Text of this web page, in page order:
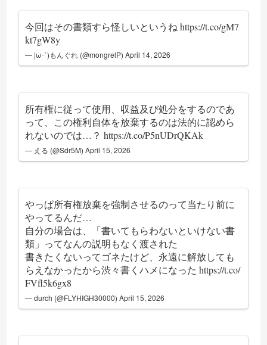
今回はその書類すら怪しいというねhttps://t.co/gM7
kt7gW8y
— |ω･`)もんぐれ (@mongrelP)April 14, 2026
所有権に従って使用、収益及び処分をするのであ
って、この権利自体を放棄するのは法的に認めら
れないのでは…？https://t.co/P5nUDrQKAk
— える (@Sdr5M)April 15, 2026
やっぱ所有権放棄を強制させるのって当たり前に
やってるんだ…
自分の場合は、「書いてもらわないといけない書
類」ってなんの説明もなく渡された
書きたくないってゴネたけど、永遠に解放しても
らえなかったから渋々書くハメになったhttps://t.co/
FVfl5k6gx8
— durch (@FLYHIGH30000)April 15, 2026